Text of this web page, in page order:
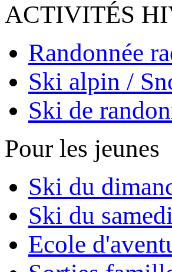
ACTIVITÉS
Randonnée
Ski alpin /
Ski de
Pour les jeunes
Ski du
Ski du samedi
Ecole